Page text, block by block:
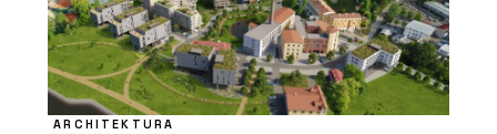
PRODUKTY
Sloupko-příčková fasáda s vysokou
ARCHITEKTURA